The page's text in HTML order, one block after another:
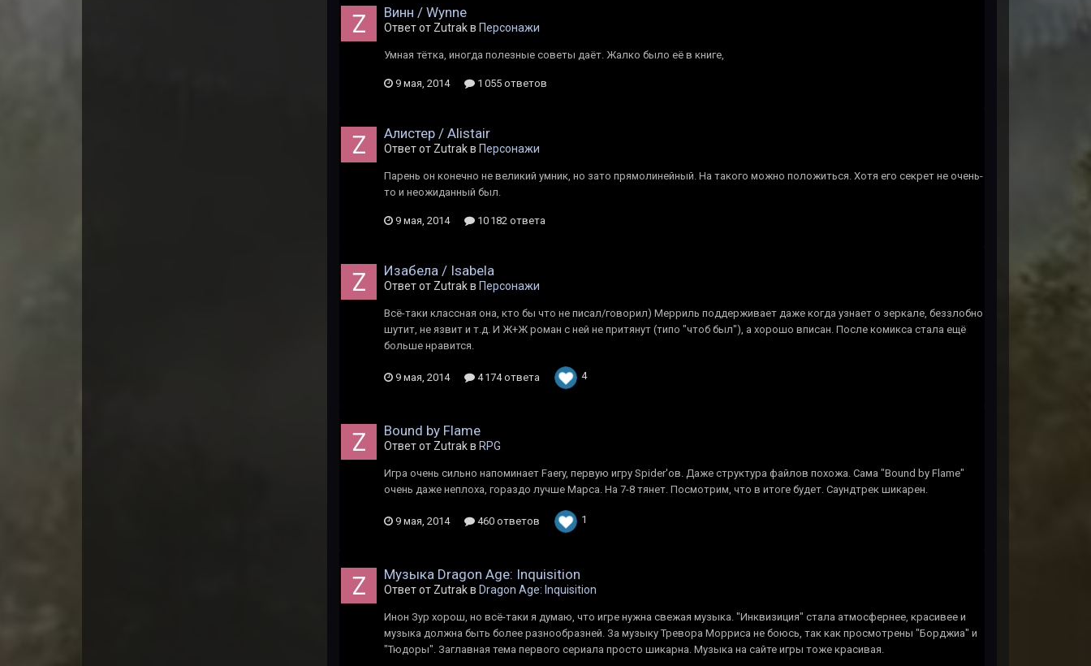
Винн / Wynne
Ответ от Zutrak в Персонажи
Умная тётка, иногда полезные советы даёт. Жалко было её в книге,
9 мая, 2014 1 055 ответов
Алистер / Alistair
Ответ от Zutrak в Персонажи
Парень он конечно не великий умник, но зато прямолинейный. На такого можно положиться. Хотя его секрет не очень-
то и неожиданный был.
9 мая, 2014 10 182 ответа
Изабела / Isabela
Ответ от Zutrak в Персонажи
Всё-таки классная она, кто бы что не писал/говорил) Мерриль поддерживает даже когда узнает о зеркале, беззлобно
шутит, не язвит и т.д. И Ж+Ж роман с ней не притянут (типо "чтоб был"), а хорошо вписан. После комикса стала ещё
больше нравится.
9 мая, 2014 4 174 ответа 4
Bound by Flame
Ответ от Zutrak в RPG
Игра очень сильно напоминает Faery, первую игру Spider'ов. Даже структура файлов похожа. Сама "Bound by Flame"
очень даже неплоха, гораздо лучше Марса. На 7-8 тянет. Посмотрим, что в итоге будет. Саундтрек шикарен.
9 мая, 2014 460 ответов 1
Музыка Dragon Age: Inquisition
Ответ от Zutrak в Dragon Age: Inquisition
Инон Зур хорош, но всё-таки я думаю, что игре нужна свежая музыка. "Инквизиция" стала атмосфернее, красивее и
музыка должна быть более разнообразней. За музыку Тревора Морриса не боюсь, так как просмотрены "Борджиа" и
"Тюдоры". Заглавная тема первого сериала просто шикарна. Музыка на сайте игры тоже красивая.